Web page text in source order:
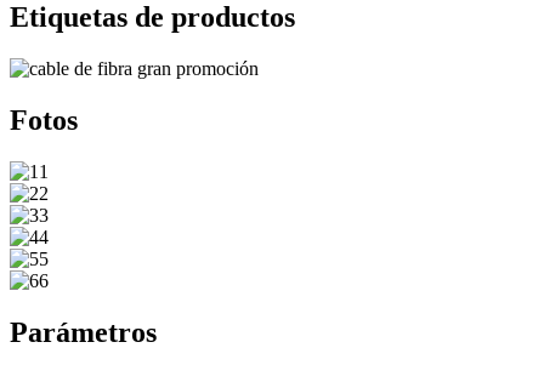
Etiquetas de productos
Fotos
Parámetros